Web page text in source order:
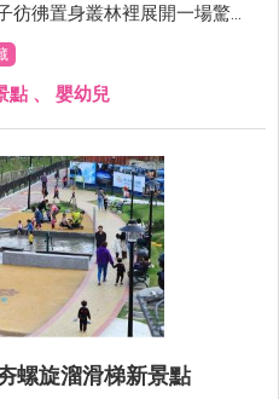
彿置身叢林裡展開一場驚奇
點 、 嬰幼兒
螺旋溜滑梯新景點